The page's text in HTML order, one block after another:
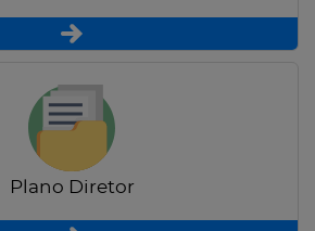
Plano Diretor